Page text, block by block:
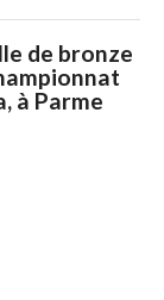
de bronze
à Parme